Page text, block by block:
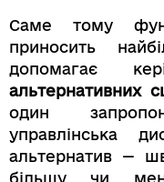
Саме тому
приносить
допомагає
альтернативних
один
управлінська
альтернатив —
більшу чи